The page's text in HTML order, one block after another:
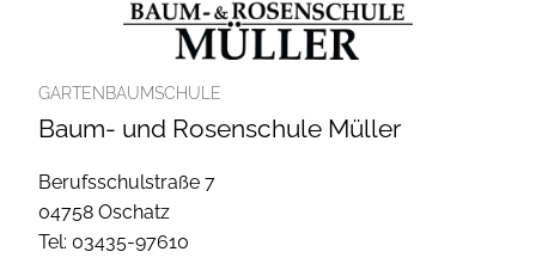
GARTENBAUMSCHULE
Baum- und Rosenschule Müller
Berufsschulstraße 7
04758 Oschatz
Tel: 03435-97610